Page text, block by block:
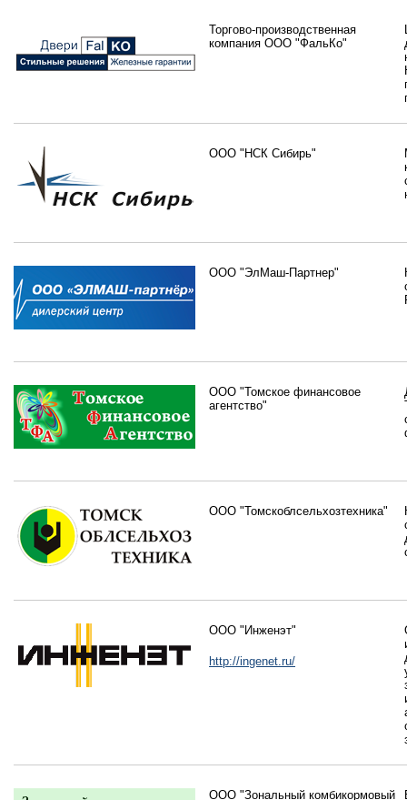
Торгово-производственная
компания ООО "ФальКо"
ООО "НСК Сибирь"
ООО "ЭлМаш-Партнер"
ООО "Томское финансовое
агентство"
ООО "Томскоблсельхозтехника"
ООО "Инженэт"
http://ingenet.ru/
ООО "Зональный комбикормовый